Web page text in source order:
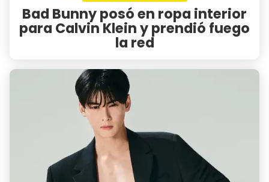
Bad Bunny posó en ropa interior
para Calvin Klein y prendió fuego
la red